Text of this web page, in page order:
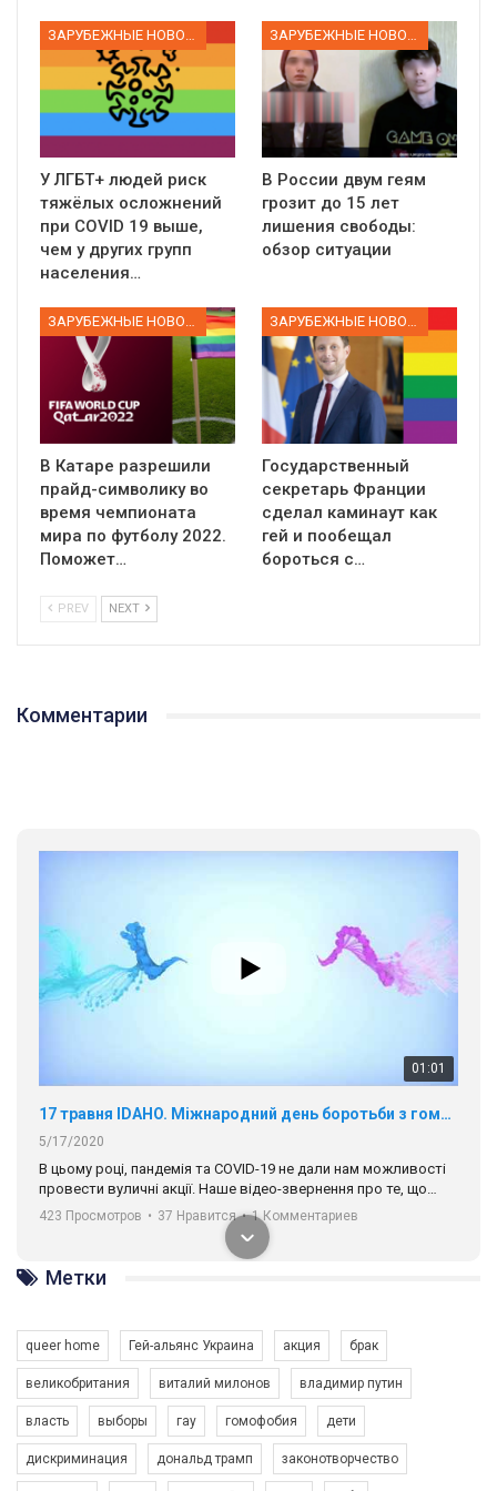
У ЛГБТ+ людей риск
тяжёлых осложнений
при COVID 19 выше,
чем у других групп
населения…
В России двум геям
грозит до 15 лет
лишения свободы:
обзор ситуации
ЗАРУБЕЖНЫЕ НОВОСТИ
В Катаре разрешили
прайд-символику во
время чемпионата
мира по футболу 2022.
Поможет…
ЗАРУБЕЖНЫЕ НОВОСТИ
Государственный
секретарь Франции
сделал каминаут как
гей и пообещал
бороться с…
PREV NEXT
Комментарии
01:01
17 травня IDAHO. Міжнародний день боротьби з гомофобією трансфобією і біфобія.
5/17/2020
В цьому році, пандемія та COVІD-19 не дали нам можливості
провести вуличні акції. Наше відео-звернення про те, що
навіть коли ми у різних містах та не можемо зустрінеться, ми
разом. Ми закликаємо всіх хто поділяє цінності рівності та
солідарності, приєднатися до нас. Регіональні підрозділи
ГАУ є в 16 областях України.
Разом наш голос лунає гучніше!
423 Просмотров • 37 Нравится • 1 Комментариев
Метки
queer home Гей-альянс Украина акция брак
великобритания виталий милонов владимир путин
власть выборы гау гомофобия дети
дискриминация дональд трамп законотворчество